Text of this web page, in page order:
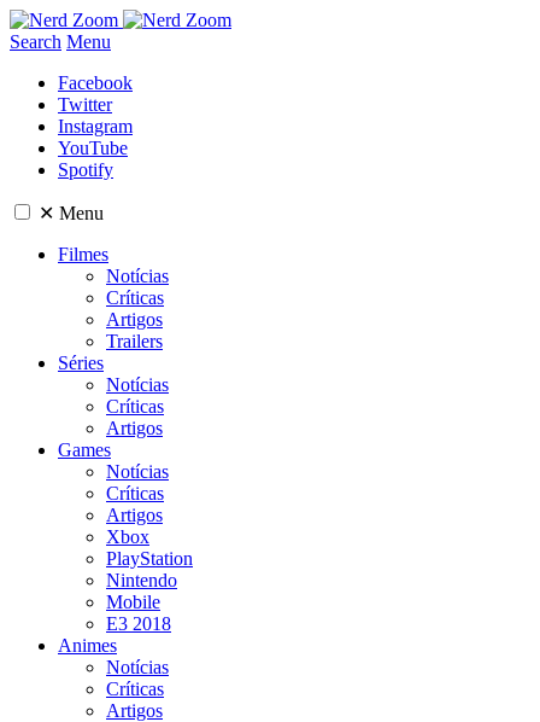
Search Menu
Facebook
Twitter
Instagram
YouTube
Spotify
✕ Menu
Filmes
Notícias
Críticas
Artigos
Trailers
Séries
Notícias
Críticas
Artigos
Games
Notícias
Críticas
Artigos
Xbox
PlayStation
Nintendo
Mobile
E3 2018
Animes
Notícias
Críticas
Artigos